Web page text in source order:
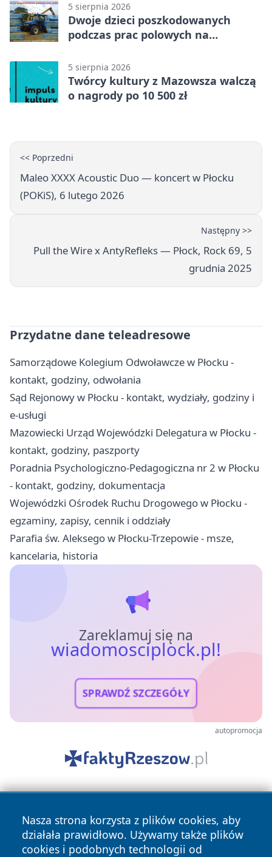
5 sierpnia 2026
Dwoje dzieci poszkodowanych
podczas prac polowych na
5 sierpnia 2026
Twórcy kultury z Mazowsza walczą
o nagrody po 10 500 zł
<< Poprzedni
Maleo XXXX Acoustic Duo — koncert w Płocku
(POKiS), 6 lutego 2026
Następny >>
Pull the Wire x AntyRefleks — Płock, Rock 69, 5
grudnia 2025
Przydatne dane teleadresowe
Samorządowe Kolegium Odwoławcze w Płocku -
kontakt, godziny, odwołania
Sąd Rejonowy w Płocku - kontakt, wydziały, godziny i
e-usługi
Mazowiecki Urząd Wojewódzki Delegatura w Płocku -
kontakt, godziny, paszporty
Poradnia Psychologiczno-Pedagogiczna nr 2 w Płocku
- kontakt, godziny, dokumentacja
Wojewódzki Ośrodek Ruchu Drogowego w Płocku -
egzaminy, zapisy, cennik i oddziały
Parafia św. Aleksego w Płocku-Trzepowie - msze,
kancelaria, historia
Zareklamuj się na
wiadomosciplock.pl!
SPRAWDŹ SZCZEGÓŁY
autopromocja
Nasza strona korzysta z plików cookies, aby
działała prawidłowo. Używamy także plików
cookies i podobnych technologii od